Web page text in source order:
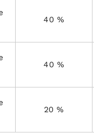
40 %
40 %
20 %